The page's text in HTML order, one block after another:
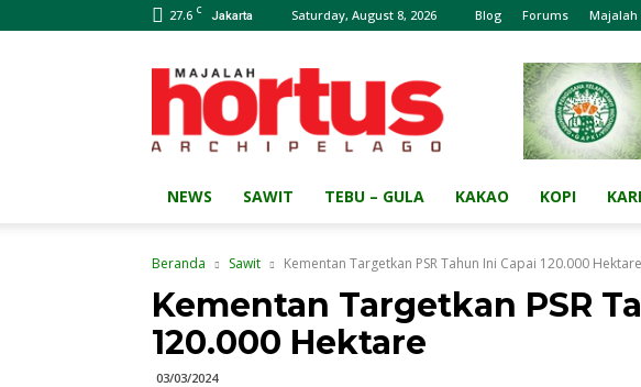
27.6 C Jakarta Saturday, August 8, 2026 Blog Forums Majalah
Majalah
HORTUS
Archipelago
NEWS SAWIT TEBU – GULA KAKAO KOPI
Beranda Sawit Kementan Targetkan PSR Tahun Ini Capai 120.000 Hektare
Kementan Targetkan PSR
120.000 Hektare
03/03/2024